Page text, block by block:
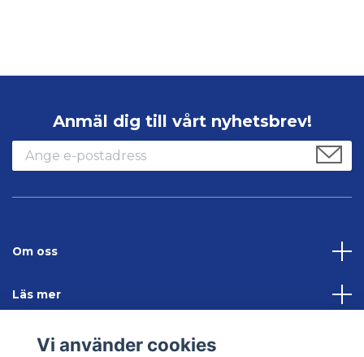
Anmäl dig till vårt nyhetsbrev!
Om oss
Läs mer
Sociala medier
Vi använder cookies